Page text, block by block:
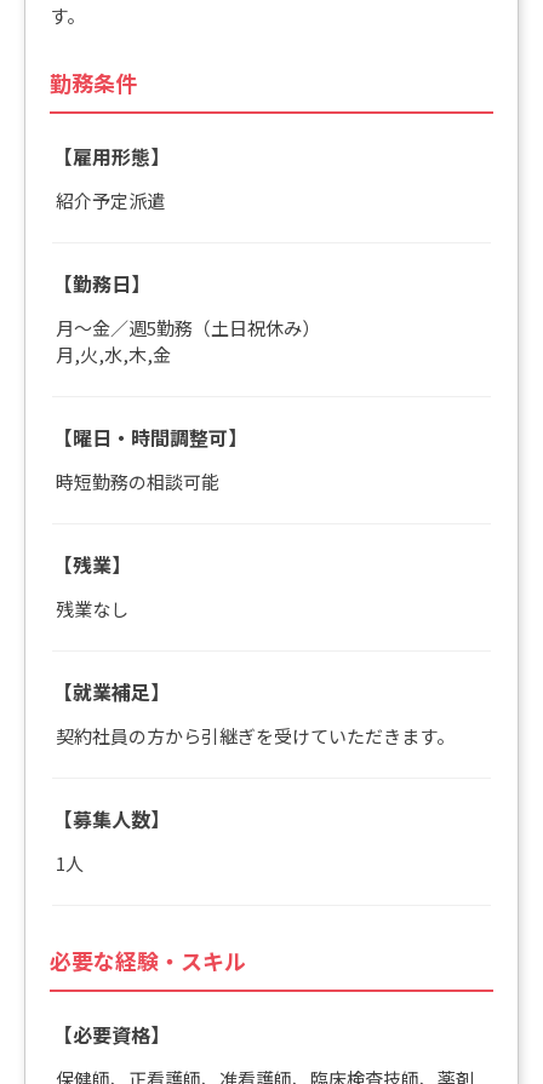
す。
勤務条件
【雇用形態】
紹介予定派遣
【勤務日】
月～金／週5勤務（土日祝休み）
月,火,水,木,金
【曜日・時間調整可】
時短勤務の相談可能
【残業】
残業なし
【就業補足】
契約社員の方から引継ぎを受けていただきます。
【募集人数】
1人
必要な経験・スキル
【必要資格】
保健師、正看護師、准看護師、臨床検査技師、薬剤